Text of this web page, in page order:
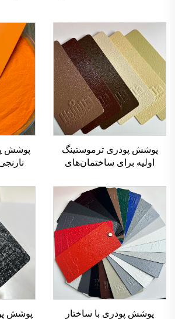
پوشش پودری ترموستینگ
اولیه برای ساختمان‌های
برابر عوامل جوی، مناسب
برای استفاده در فضای باز،
بادوام و بدون ترکیبات آلی
فرار (VOC)، دارای گواهینامه
SGS
پوشش
پوشش پودری با ساختار پوشش